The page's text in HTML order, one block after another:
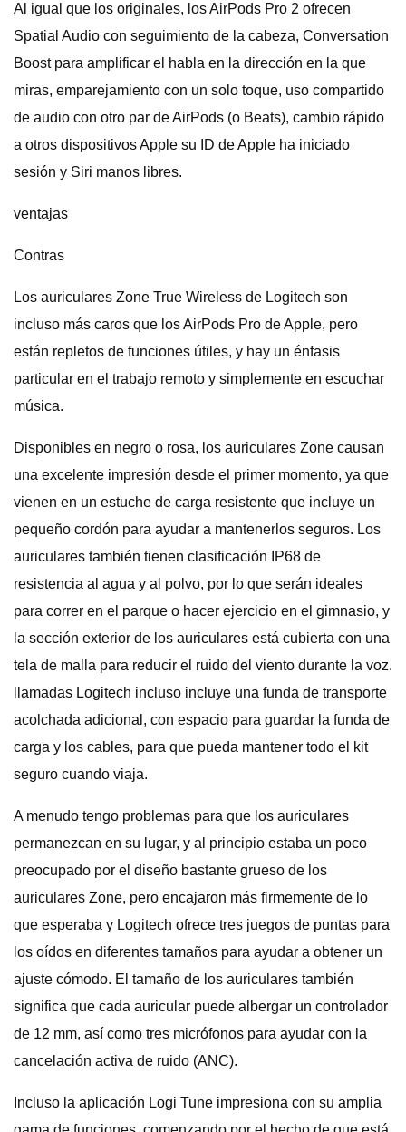
Al igual que los originales, los AirPods Pro 2 ofrecen
Spatial Audio con seguimiento de la cabeza, Conversation
Boost para amplificar el habla en la dirección en la que
miras, emparejamiento con un solo toque, uso compartido
de audio con otro par de AirPods (o Beats), cambio rápido
a otros dispositivos Apple su ID de Apple ha iniciado
sesión y Siri manos libres.
ventajas
Contras
Los auriculares Zone True Wireless de Logitech son
incluso más caros que los AirPods Pro de Apple, pero
están repletos de funciones útiles, y hay un énfasis
particular en el trabajo remoto y simplemente en escuchar
música.
Disponibles en negro o rosa, los auriculares Zone causan
una excelente impresión desde el primer momento, ya que
vienen en un estuche de carga resistente que incluye un
pequeño cordón para ayudar a mantenerlos seguros. Los
auriculares también tienen clasificación IP68 de
resistencia al agua y al polvo, por lo que serán ideales
para correr en el parque o hacer ejercicio en el gimnasio, y
la sección exterior de los auriculares está cubierta con una
tela de malla para reducir el ruido del viento durante la voz.
llamadas Logitech incluso incluye una funda de transporte
acolchada adicional, con espacio para guardar la funda de
carga y los cables, para que pueda mantener todo el kit
seguro cuando viaja.
A menudo tengo problemas para que los auriculares
permanezcan en su lugar, y al principio estaba un poco
preocupado por el diseño bastante grueso de los
auriculares Zone, pero encajaron más firmemente de lo
que esperaba y Logitech ofrece tres juegos de puntas para
los oídos en diferentes tamaños para ayudar a obtener un
ajuste cómodo. El tamaño de los auriculares también
significa que cada auricular puede albergar un controlador
de 12 mm, así como tres micrófonos para ayudar con la
cancelación activa de ruido (ANC).
Incluso la aplicación Logi Tune impresiona con su amplia